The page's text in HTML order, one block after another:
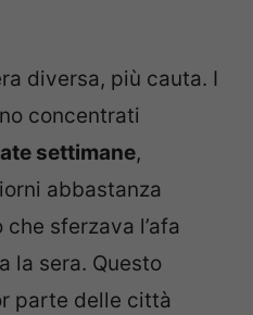
diversa, più cauta. I
concentrati
settimane,
abbastanza
sferzava l’afa
la sera. Questo
parte delle città